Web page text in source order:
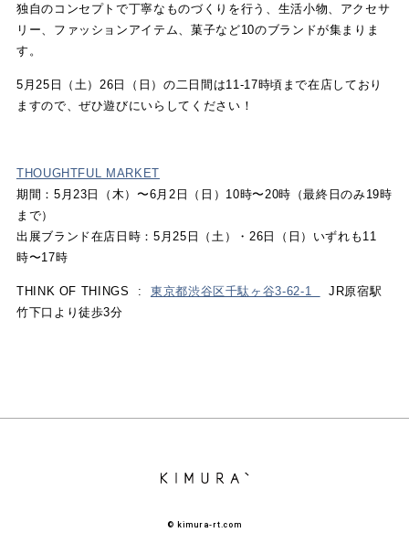
独自のコンセプトで丁寧なものづくりを行う、生活小物、アクセサ
リー、ファッションアイテム、菓子など10のブランドが集まりま
す。
5月25日（土）26日（日）の二日間は11-17時頃まで在店しており
ますので、ぜひ遊びにいらしてください！
THOUGHTFUL MARKET
期間：5月23日（木）〜6月2日（日）10時〜20時（最終日のみ19時
まで）
出展ブランド在店日時：5月25日（土）・26日（日）いずれも11
時〜17時
THINK OF THINGS : 東京都渋谷区千駄ヶ谷3-62-1
JR原宿駅
竹下口より徒歩3分
© kimura-rt.com